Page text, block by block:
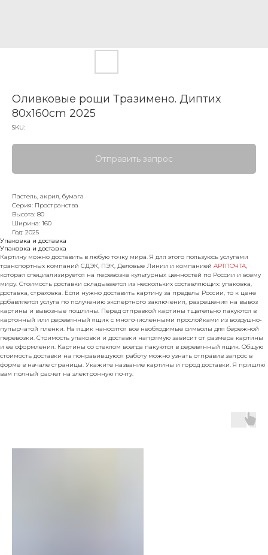
Оливковые рощи Тразимено. Диптих
80x160cm 2025
SKU:
Отправить запрос
Пастель, акрил, бумага
Серия: Пространства
Высота: 80
Ширина: 160
Год: 2025
Упаковка и доставка
Упаковка и доставка
Картину можно доставить в любую точку мира. Я для этого пользуюсь услугами
транспортных компаний СДЭК, ПЭК, Деловые Линии и компанией АРТПОЧТА,
которая специализируется на перевозке культурных ценностей по России и всему
миру. Стоимость доставки складывается из нескольких составляющих: упаковка,
доставка, страховка. Если нужно доставить картину за пределы России, то к цене
добавляется услуга по получению экспертного заключения, разрешения на вывоз
картины и вывозные пошлины. Перед отправкой картины тщательно пакуются в
картонный или деревянный ящик с многочисленными прослойками из воздушно-
пупырчатой пленки. На ящик наносятся все необходимые символы для бережной
перевозки. Стоимость упаковки и доставки напрямую зависит от размера картины
и ее оформления. Картины со стеклом всегда пакуются в деревянный ящик. Общую
стоимость доставки на понравившуюся работу можно узнать отправив запрос в
форме в начале страницы. Укажите название картины и город доставки. Я пришлю
вам полный расчет на электронную почту.